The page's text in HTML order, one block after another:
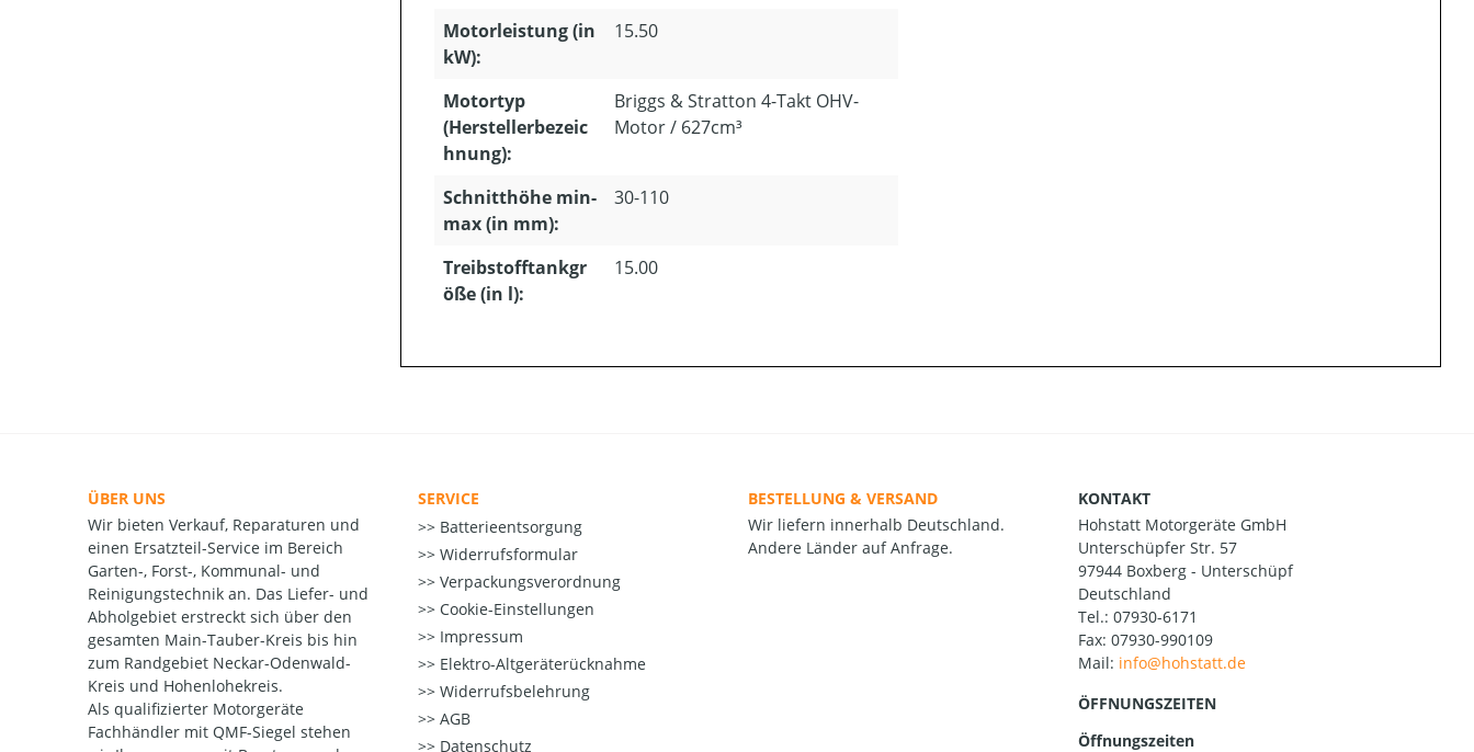
Motorleistung (in
kW):
15.50
Motortyp
(Herstellerbezeic
hnung):
Briggs & Stratton 4-Takt OHV-
Motor / 627cm³
Schnitthöhe min-
max (in mm):
30-110
Treibstofftankgr
öße (in l):
15.00
ÜBER UNS
Wir bieten Verkauf, Reparaturen und
einen Ersatzteil-Service im Bereich
Garten-, Forst-, Kommunal- und
Reinigungstechnik an. Das Liefer- und
Abholgebiet erstreckt sich über den
gesamten Main-Tauber-Kreis bis hin
zum Randgebiet Neckar-Odenwald-
Kreis und Hohenlohekreis.
Als qualifizierter Motorgeräte
Fachhändler mit QMF-Siegel stehen
SERVICE
Batterieentsorgung
Widerrufsformular
Verpackungsverordnung
Cookie-Einstellungen
Impressum
Elektro-Altgeräterücknahme
Widerrufsbelehrung
AGB
Datenschutz
BESTELLUNG & VERSAND
Wir liefern innerhalb Deutschland.
Andere Länder auf Anfrage.
KONTAKT
Hohstatt Motorgeräte GmbH
Unterschüpfer Str. 57
97944 Boxberg - Unterschüpf
Deutschland
Tel.: 07930-6171
Fax: 07930-990109
Mail:
ÖFFNUNGSZEITEN
Öffnungszeiten